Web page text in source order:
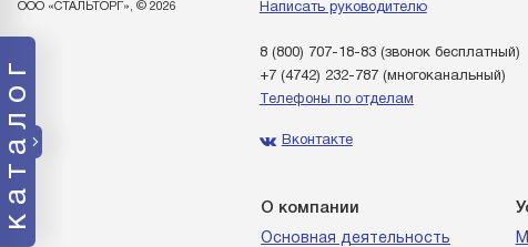
каталог
ООО «СТАЛЬТОРГ», © 2026
Написать руководителю
8 (800) 707-18-83(звонок бесплатный)
+7 (4742) 232-787(многоканальный)
Телефоны по отделам
Вконтакте
О компании
Основная деятельность